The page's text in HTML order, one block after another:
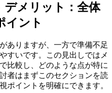
デメリット：全体
イント
ありますが、一方で準備不足
すいです。この見出しではメ
比較し、どのような点が特に
者はまずこのセクションを読
ポイントを明確にできます。